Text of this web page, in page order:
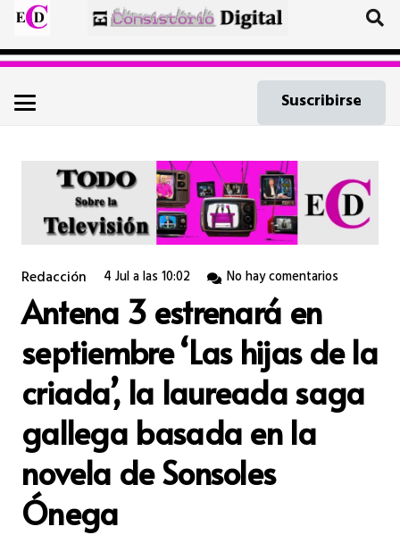
Suscribirse
Redacción 4 Jul a las 10:02 No hay comentarios
Antena 3 estrenará en
septiembre ‘Las hijas de la
criada’, la laureada saga
gallega basada en la
novela de Sonsoles
Ónega